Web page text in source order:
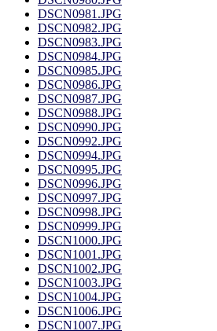
DSCN0981.JPG
DSCN0982.JPG
DSCN0983.JPG
DSCN0984.JPG
DSCN0985.JPG
DSCN0986.JPG
DSCN0987.JPG
DSCN0988.JPG
DSCN0990.JPG
DSCN0992.JPG
DSCN0994.JPG
DSCN0995.JPG
DSCN0996.JPG
DSCN0997.JPG
DSCN0998.JPG
DSCN0999.JPG
DSCN1000.JPG
DSCN1001.JPG
DSCN1002.JPG
DSCN1003.JPG
DSCN1004.JPG
DSCN1006.JPG
DSCN1007.JPG